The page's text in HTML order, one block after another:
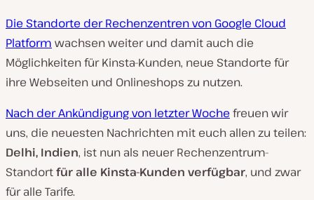
Die Standorte der Rechenzentren von Google Cloud
Platform wachsen weiter und damit auch die
Möglichkeiten für Kinsta-Kunden, neue Standorte für
ihre Webseiten und Onlineshops zu nutzen.
Nach der Ankündigung von letzter Woche freuen wir
uns, die neuesten Nachrichten mit euch allen zu teilen:
Delhi, Indien, ist nun als neuer Rechenzentrum-
Standortfür alle Kinsta-Kunden verfügbar, und zwar
für alle Tarife.